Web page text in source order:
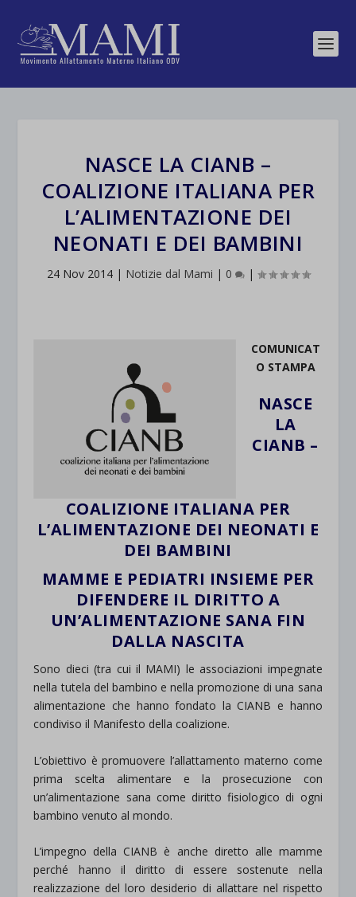
NASCE LA CIANB –
COALIZIONE ITALIANA PER
L’ALIMENTAZIONE DEI
NEONATI E DEI BAMBINI
24 Nov 2014| Notizie dal Mami | 0 |
COMUNICAT
O STAMPA
NASCE
LA
CIANB –
COALIZIONE ITALIANA PER
L’ALIMENTAZIONE DEI NEONATI E
DEI BAMBINI
MAMME E PEDIATRI INSIEME PER
DIFENDERE IL DIRITTO A
UN’ALIMENTAZIONE SANA FIN
DALLA NASCITA
Sono dieci (tra cui il MAMI) le associazioni impegnate
nella tutela del bambino e nella promozione di una sana
alimentazione che hanno fondato la CIANB e hanno
condiviso il Manifesto della coalizione.
L’obiettivo è promuovere l’allattamento materno come
prima scelta alimentare e la prosecuzione con
un’alimentazione sana come diritto fisiologico di ogni
bambino venuto al mondo.
L’impegno della CIANB è anche diretto alle mamme
perché hanno il diritto di essere sostenute nella
realizzazione del loro desiderio di allattare nel rispetto